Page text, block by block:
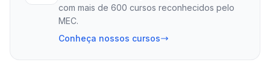
com mais de 600 cursos reconhecidos pelo
MEC.
Conheça nossos cursos